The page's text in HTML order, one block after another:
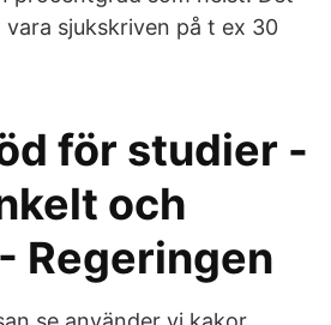
sjukskriven på t ex 30
för studier -
och
Regeringen